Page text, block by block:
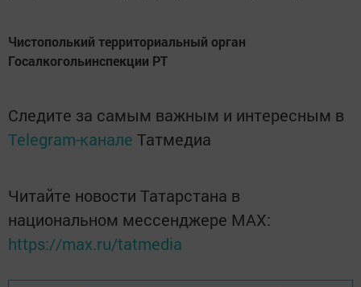
Чистополький территориальный орган
Госалкогольинспекции РТ
Следите за самым важным и интересным в
Telegram-канале Татмедиа
Читайте новости Татарстана в
национальном мессенджере MАХ:
https://max.ru/tatmedia